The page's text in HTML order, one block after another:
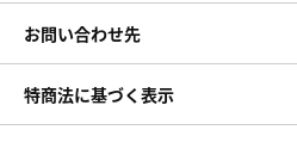
お問い合わせ先
特商法に基づく表示